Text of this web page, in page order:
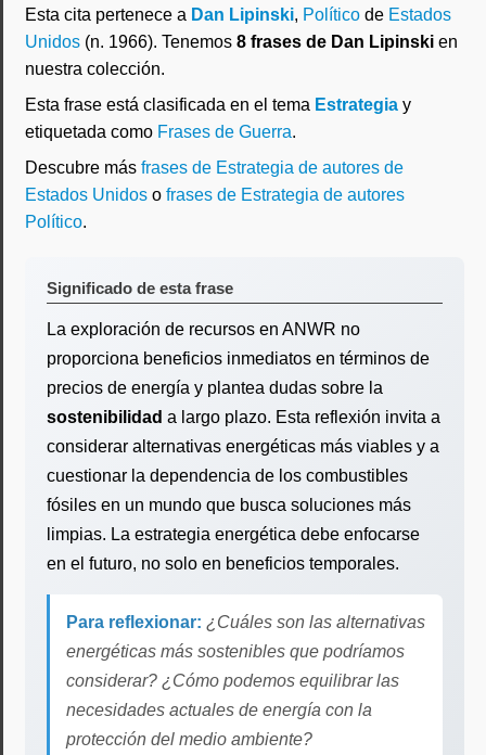
Esta cita pertenece a Dan Lipinski, Político de Estados
Unidos (n. 1966). Tenemos 8 frases de Dan Lipinski en
nuestra colección.
Esta frase está clasificada en el tema Estrategia y
etiquetada como Frases de Guerra.
Descubre más frases de Estrategia de autores de
Estados Unidos o frases de Estrategia de autores
Político.
Significado de esta frase
La exploración de recursos en ANWR no
proporciona beneficios inmediatos en términos de
precios de energía y plantea dudas sobre la
sostenibilidad a largo plazo. Esta reflexión invita a
considerar alternativas energéticas más viables y a
cuestionar la dependencia de los combustibles
fósiles en un mundo que busca soluciones más
limpias. La estrategia energética debe enfocarse
en el futuro, no solo en beneficios temporales.
Para reflexionar: ¿Cuáles son las alternativas
energéticas más sostenibles que podríamos
considerar? ¿Cómo podemos equilibrar las
necesidades actuales de energía con la
protección del medio ambiente?